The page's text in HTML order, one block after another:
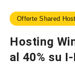
Offerte Shared
Hosting
al 40% su